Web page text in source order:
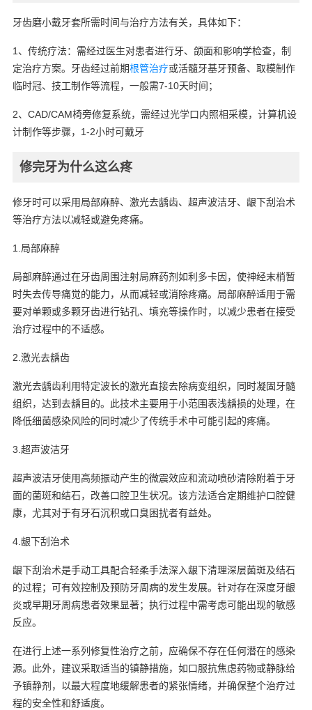
牙齿磨小戴牙套所需时间与治疗方法有关，具体如下：
1、传统疗法：需经过医生对患者进行牙、颌面和影响学检查，制
定治疗方案。牙齿经过前期根管治疗或活髓牙基牙预备、取模制作
临时冠、技工制作等流程，一般需7-10天时间；
2、CAD/CAM椅旁修复系统，需经过光学口内照相采模，计算机设
计制作等步骤，1-2小时可戴牙
修完牙为什么这么疼
修牙时可以采用局部麻醉、激光去龋齿、超声波洁牙、龈下刮治术
等治疗方法以减轻或避免疼痛。
1.局部麻醉
局部麻醉通过在牙齿周围注射局麻药剂如利多卡因，使神经末梢暂
时失去传导痛觉的能力，从而减轻或消除疼痛。局部麻醉适用于需
要对单颗或多颗牙齿进行钻孔、填充等操作时，以减少患者在接受
治疗过程中的不适感。
2.激光去龋齿
激光去龋齿利用特定波长的激光直接去除病变组织，同时凝固牙髓
组织，达到去龋目的。此技术主要用于小范围表浅龋损的处理，在
降低细菌感染风险的同时减少了传统手术中可能引起的疼痛。
3.超声波洁牙
超声波洁牙使用高频振动产生的微震效应和流动喷砂清除附着于牙
面的菌斑和结石，改善口腔卫生状况。该方法适合定期维护口腔健
康，尤其对于有牙石沉积或口臭困扰者有益处。
4.龈下刮治术
龈下刮治术是手动工具配合轻柔手法深入龈下清理深层菌斑及结石
的过程；可有效控制及预防牙周病的发生发展。针对存在深度牙龈
炎或早期牙周病患者效果显著；执行过程中需考虑可能出现的敏感
反应。
在进行上述一系列修复性治疗之前，应确保不存在任何潜在的感染
源。此外，建议采取适当的镇静措施，如口服抗焦虑药物或静脉给
予镇静剂，以最大程度地缓解患者的紧张情绪，并确保整个治疗过
程的安全性和舒适度。